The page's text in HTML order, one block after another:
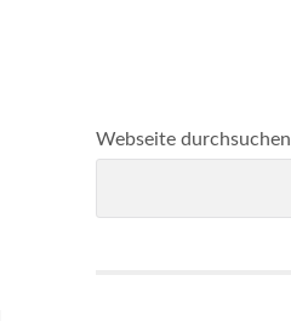
Webseite durchsuchen